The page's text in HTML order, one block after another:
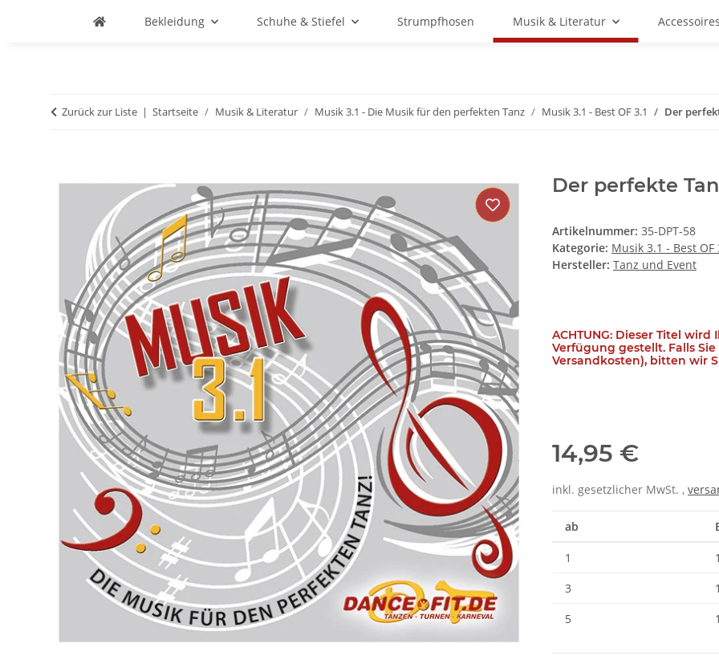
Bekleidung Schuhe & Stiefel Strumpfhosen Musik & Literatur
Zurück zur Liste Startseite Musik & Literatur Musik 3.1 - Die Musik für den perfekten Tanz Musik 3.1 - Best OF 3.1 Der
Der perfekte
Artikelnummer: 35-DPT-58
Kategorie: Musik 3.1 - Best OF
Hersteller: Tanz und Event
ACHTUNG: Dieser Titel
Verfügung gestellt. Falls
Versandkosten), bitten wir
14,95 €
inkl. gesetzlicher MwSt. ,
ab
1
3
5